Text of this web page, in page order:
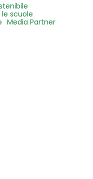
scuole
Media Partner